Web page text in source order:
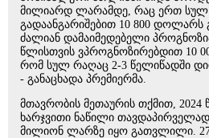
მილიარდ ლარამდე, რაც ერთ სულ
გადაანგარიშებით 10 800 დოლარს
ძალიან დამაიმედებელი
წლისთვის ვპროგნოზირებდით 10
რომ სულ რაღაც 2-3 წელიწადში
- განაცხადა პრემიერმა.
მთავრობის მეთაურის თქმით, 2024
ხარჯვითი ნაწილი
მილიონ ლარზე იყო გათვლილი.